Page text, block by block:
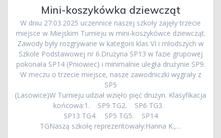
Mini-koszykówka dziewcząt
W dniu 27.03.2025 uczennice naszej szkoły zajęły trzecie
miejsce w Miejskim Turnieju w mini-koszykówce dziewcząt.
Zawody były rozgrywane w kategorii klas VI i młodszych w
Szkole Podstawowej nr 6.Drużyna SP13 w fazie grupowej
pokonała SP14 (Pniowiec) i minimalnie uległa drużynie SP9.
W meczu o trzecie miejsce, nasze zawodniczki wygrały z
SP5
(Lasowice)W Turnieju udział wzięło pięć drużyn. Klasyfikacja
końcowa:1. SP9 TG2. SP6 TG3.
SP13 TG4. SP5 TG5. SP14
TGNaszą szkołę reprezentowały:Hanna K.,…